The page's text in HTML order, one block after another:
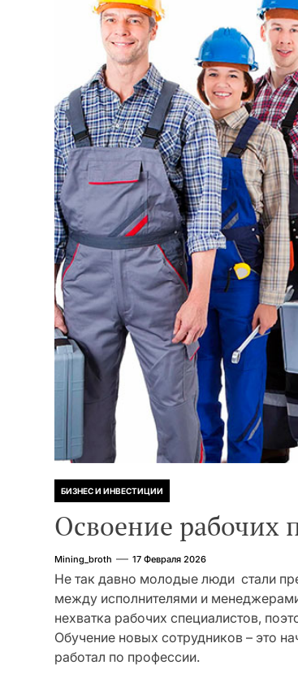
БИЗНЕС И ИНВЕСТИЦИИ
Освоение рабочих
Mining_broth 17 Февраля 2026
Не так давно молодые люди стали
между исполнителями и
нехватка рабочих специалистов,
Обучение новых сотрудников – это
работал по профессии.